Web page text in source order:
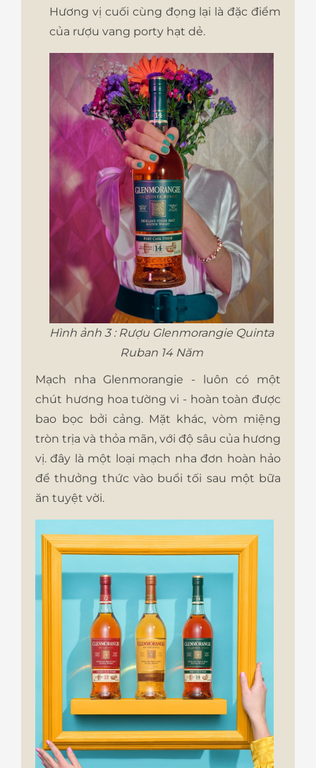
Hương vị cuối cùng đọng lại là đặc điểm
của rượu vang porty hạt dẻ.
Hình ảnh 3 : Rượu Glenmorangie Quinta
Ruban 14 Năm
Mạch nha Glenmorangie - luôn có một
chút hương hoa tường vi - hoàn toàn được
bao bọc bởi cảng. Mặt khác, vòm miệng
tròn trịa và thỏa mãn, với độ sâu của hương
vị. đây là một loại mạch nha đơn hoàn hảo
để thưởng thức vào buổi tối sau một bữa
ăn tuyệt vời.